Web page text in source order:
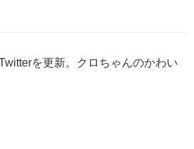
を更新。クロちゃんのかわい